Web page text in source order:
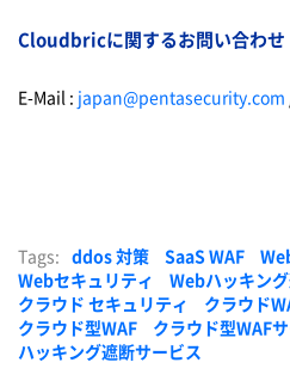
Cloudbricに関するお問い合わせ
E-Mail : japan@pentasecurity.com
Tags: ddos 対策 SaaS WAF
Webセキュリティ
Webハッキン
クラウド セキュリティ
クラウド
クラウド型WAF
クラウド型WAF
ハッキング遮断サービス